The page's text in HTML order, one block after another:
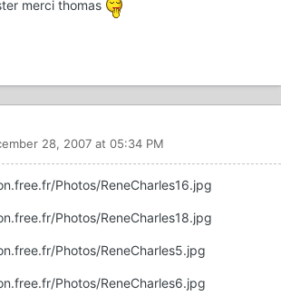
merci thomas
28, 2007 at 05:34 PM
Photos/ReneCharles16.jpg
Photos/ReneCharles18.jpg
Photos/ReneCharles5.jpg
Photos/ReneCharles6.jpg